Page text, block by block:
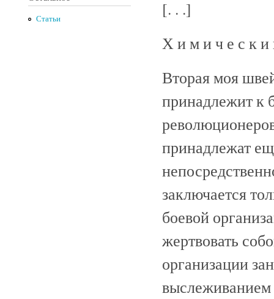
Статьи
[. . .]
Х и м и ч е с к и
Вторая моя
принадлежит к
принадлежат
заключается
боевой
жертвовать
организации
выслеживанием